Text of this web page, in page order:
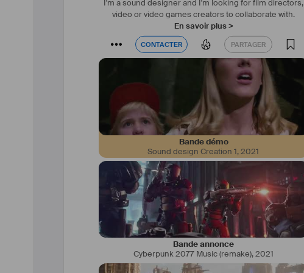
I'm a sound designer and I'm looking for film directors,
video or video games creators to collaborate with.
En savoir plus >
CONTACTER PARTAGER
CONTACTER PARTAGER
Bande démo
Sound design Creation 1,2021
Bande annonce
Cyberpunk 2077 Music (remake),2021
Je m'appelle Zinovia Arvanitidi et je suis née à Athènes
en Grèce. Je suis musicienne de formation classique et
je vis à Bordeaux depuis 2015.
Après plusieurs années d’études au conservatoire, j’ai
débuté en tant que claviériste avec plusieurs artistes